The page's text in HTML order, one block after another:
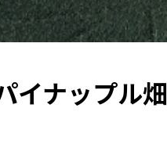
イナップル